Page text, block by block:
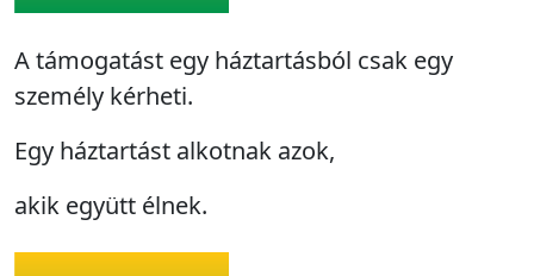
A támogatást egy háztartásból csak egy
személy kérheti.
Egy háztartást alkotnak azok,
akik együtt élnek.